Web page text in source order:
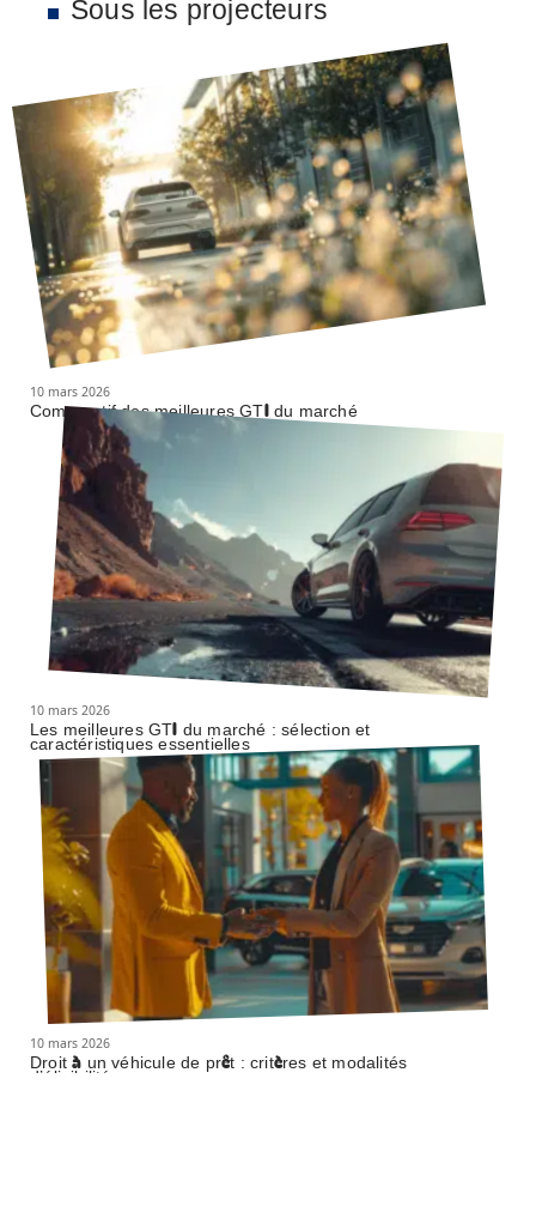
Sous les projecteurs
10 mars 2026
Comparatif des meilleures GTI du marché
10 mars 2026
Les meilleures GTI du marché : sélection et
caractéristiques essentielles
10 mars 2026
Droit à un véhicule de prêt : critères et modalités
d’éligibilité